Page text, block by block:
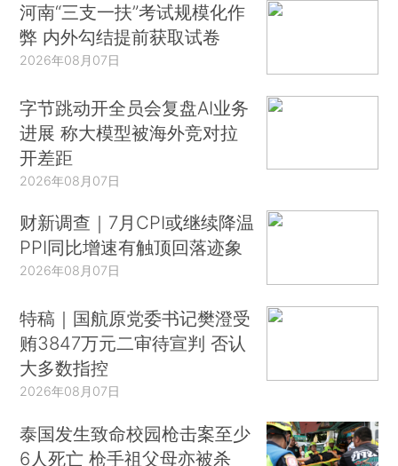
河南“三支一扶”考试规模化作
弊 内外勾结提前获取试卷
2026年08月07日
字节跳动开全员会复盘AI业务
进展 称大模型被海外竞对拉
开差距
2026年08月07日
财新调查｜7月CPI或继续降温
PPI同比增速有触顶回落迹象
2026年08月07日
特稿｜国航原党委书记樊澄受
贿3847万元二审待宣判 否认
大多数指控
2026年08月07日
泰国发生致命校园枪击案至少
6人死亡 枪手祖父母亦被杀